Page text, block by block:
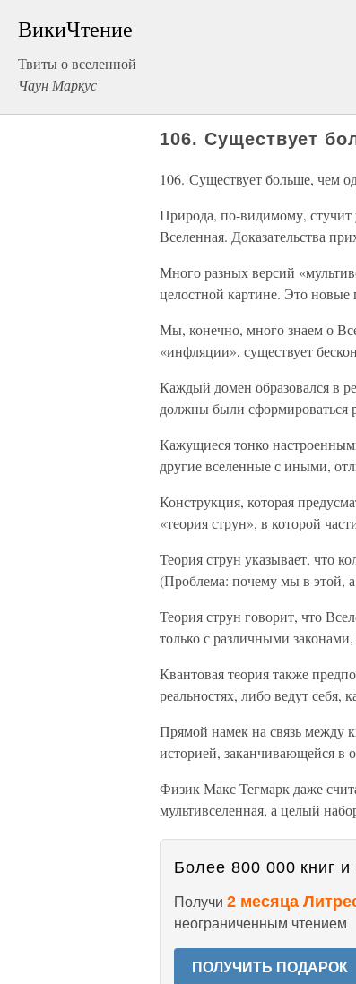
ВикиЧтение
Твиты о вселенной
Чаун Маркус
106. Существует
106. Существует больше, чем
Природа, по-видимому, стучит
Вселенная. Доказательства
Много разных версий
целостной картине. Это новые
Мы, конечно, много знаем о
«инфляции», существует
Каждый домен образовался в
должны были сформироваться
Кажущиеся тонко
другие вселенные с иными,
Конструкция, которая
«теория струн», в которой
Теория струн указывает, что
(Проблема: почему мы в этой,
Теория струн говорит, что
только с различными
Квантовая теория также
реальностях, либо ведут себя,
Прямой намек на связь между
историей, заканчивающейся в
Физик Макс Тегмарк даже
мультивселенная, а целый
Более 800 000 книг и
Получи 2 месяца
неограниченным чтением
ПОЛУЧИТЬ ПОДАРОК